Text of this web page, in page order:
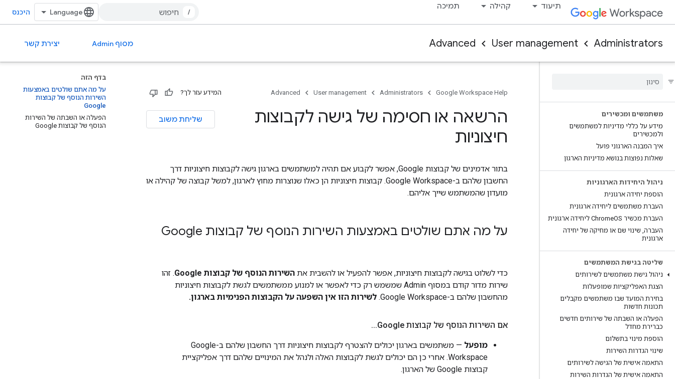
תיעוד קהילה תמיכה
/ היכנס
Administrators
User management
Advanced מסוף Admin יצירת קשר
משתמשים ומכשירים
מידע על כללי מדיניות למשתמשים
ולמכשירים
איך המבנה הארגוני פועל
שאלות נפוצות בנושא מדיניות הארגון
ניהול היחידות הארגוניות
הוספת יחידה ארגונית
העברת משתמשים ליחידה ארגונית
העברת מכשיר Chrome OS ליחידה ארגונית
העברה, שינוי שם או מחיקה של יחידה
ארגונית
שליטה בגישת המשתמשים
ניהול גישת משתמשים לשירותים
הצגת האפליקציות שמופעלות
בחירת המועד שבו משתמשים מקבלים
תכונות חדשות
הפעלה או השבתה של שירותים חדשים
כברירת מחדל
הוספת מינוי בתשלום
שינוי הגדרות השירות
התאמה אישית של הגישה לשירותים
התאמה אישית של הגדרות השירות
בדף הזה
על מה אתם שולטים באמצעות
השירות הנוסף של קבוצות
Google
הפעלה או השבתה של השירות
הנוסף של קבוצות Google
Google Workspace Help
Administrators
User management
Advanced המידע עזר לך?
שליחת משוב
הרשאה או חסימה של גישה לקבוצות
חיצוניות
בתור אדמינים של קבוצות Google, אפשר לקבוע אם תהיה למשתמשים בארגון גישה לקבוצות חיצוניות דרך
החשבון שלהם ב-Google Workspace. קבוצות חיצוניות הן כאלו שנוצרות מחוץ לארגון, למשל קבוצה של קהילה או
מועדון שהמשתמש שייך אליהם.
על מה אתם שולטים באמצעות השירות הנוסף של קבוצות Google
כדי לשלוט בגישה לקבוצות חיצוניות, אפשר להפעיל או להשבית את השירות הנוסף של קבוצות Google
. זהו
שירות מדור קודם במסוף Admin שמשמש רק כדי לאפשר או למנוע ממשתמשים לגשת לקבוצות חיצוניות
מהחשבון שלהם ב-Google Workspace.
לשירות הזו אין השפעה על הקבוצות הפנימיות בארגון.
אם השירות הנוסף של קבוצות Google .
.
.
מופעל
— משתמשים בארגון יכולים להצטרף לקבוצות חיצוניות דרך החשבון שלהם ב-Google
Workspace. אחרי כן הם יכולים לגשת לקבוצות האלה ולנהל את המינויים שלהם דרך אפליקציית
קבוצות Google של הארגון.